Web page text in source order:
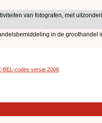
van fotografen, met
in de groothandel
BEL-codes versie 2008